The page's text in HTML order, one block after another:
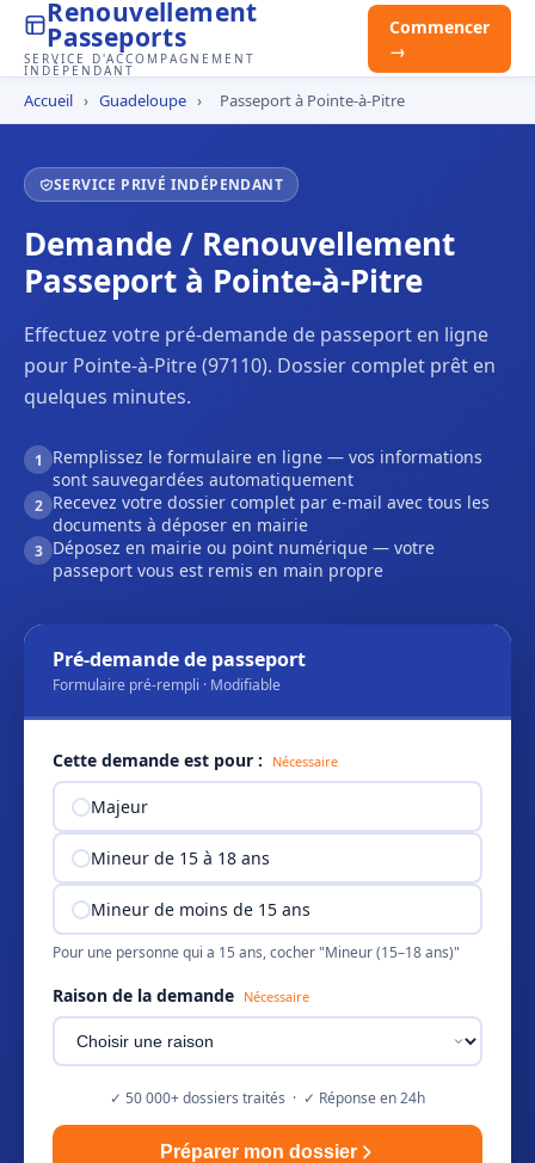
Renouvellement
Passeports
SERVICE D'ACCOMPAGNEMENT
INDÉPENDANT
Commencer
→
Accueil › Guadeloupe › Passeport à Pointe-à-Pitre
SERVICE PRIVÉ INDÉPENDANT
Demande / Renouvellement
Passeport à Pointe-à-Pitre
Effectuez votre pré-demande de passeport en ligne
pour Pointe-à-Pitre (97110). Dossier complet prêt en
quelques minutes.
1
Remplissez le formulaire en ligne — vos informations
sont sauvegardées automatiquement
2 Recevez votre dossier complet par e-mail avec tous les
documents à déposer en mairie
3 Déposez en mairie ou point numérique — votre
passeport vous est remis en main propre
Pré-demande de passeport
Formulaire pré-rempli · Modifiable
Cette demande est pour : Nécessaire
Majeur
Mineur de 15 à 18 ans
Mineur de moins de 15 ans
Pour une personne qui a 15 ans, cocher "Mineur (15–18 ans)"
Raison de la demande Nécessaire
✓ 50 000+ dossiers traités · ✓ Réponse en 24h
Préparer mon dossier